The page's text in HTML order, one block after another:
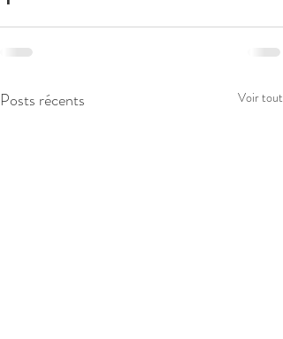
Posts récents Voir tout